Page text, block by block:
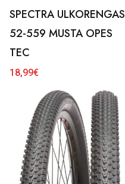
SPECTRA ULKORENGAS
52-559 MUSTA OPES
TEC
18,99€